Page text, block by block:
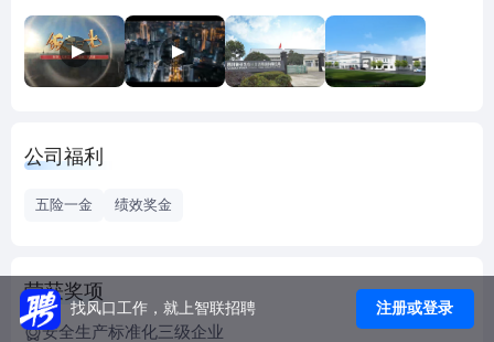
自动化生产线，现有员工近1000人。
二、公司荣誉
国家级农业产业化经营重点龙头企业
四川省质量管理先进企业
四川省商标战略实施示范企业
四川省科普示范企业
成都市院士（专家）创新工作站
公司福利
五险一金 绩效奖金
荣获奖项
安全生产标准化三级企业
找风口工作，就上智联招聘 注册或登录